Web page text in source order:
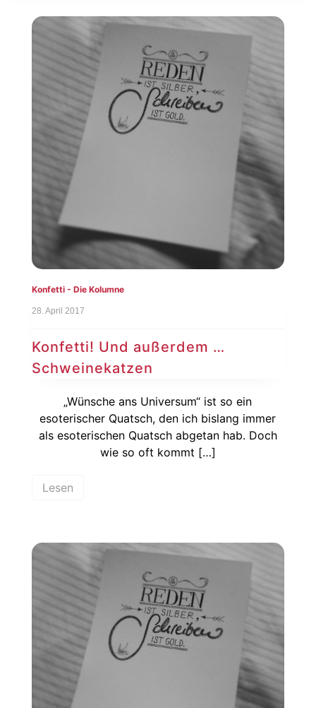
Konfetti - Die Kolumne
28. April 2017
Konfetti! Und außerdem …
Schweinekatzen
„Wünsche ans Universum“ ist so ein
esoterischer Quatsch, den ich bislang immer
als esoterischen Quatsch abgetan hab. Doch
wie so oft kommt […]
Lesen